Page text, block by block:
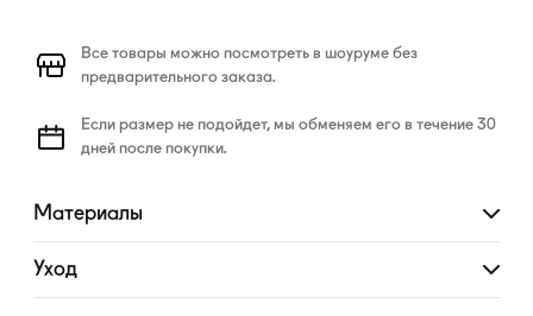
Все товары можно посмотреть в шоуруме без
предварительного заказа.
Если размер не подойдет, мы обменяем его в течение 30
дней после покупки.
Материалы
Развернуть
Уход
Развернуть